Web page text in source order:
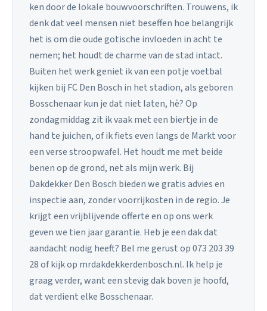
ken door de lokale bouwvoorschriften. Trouwens, ik
denk dat veel mensen niet beseffen hoe belangrijk
het is om die oude gotische invloeden in acht te
nemen; het houdt de charme van de stad intact.
Buiten het werk geniet ik van een potje voetbal
kijken bij FC Den Bosch in het stadion, als geboren
Bosschenaar kun je dat niet laten, hè? Op
zondagmiddag zit ik vaak met een biertje in de
hand te juichen, of ik fiets even langs de Markt voor
een verse stroopwafel. Het houdt me met beide
benen op de grond, net als mijn werk. Bij
Dakdekker Den Bosch bieden we gratis advies en
inspectie aan, zonder voorrijkosten in de regio. Je
krijgt een vrijblijvende offerte en op ons werk
geven we tien jaar garantie. Heb je een dak dat
aandacht nodig heeft? Bel me gerust op 073 203 39
28 of kijk op mrdakdekkerdenbosch.nl. Ik help je
graag verder, want een stevig dak boven je hoofd,
dat verdient elke Bosschenaar.